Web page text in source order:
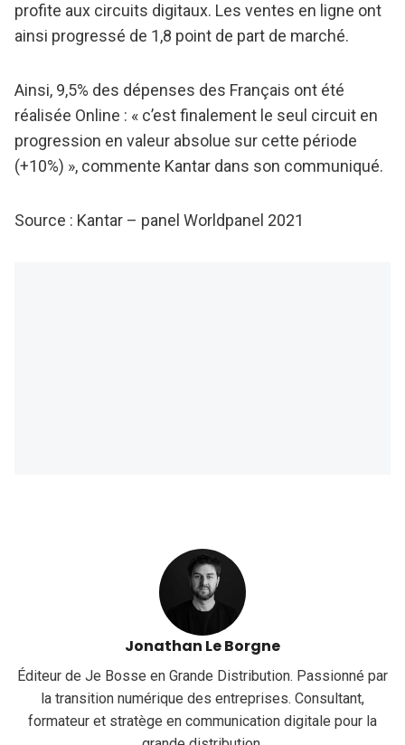
profite aux circuits digitaux. Les ventes en ligne ont
ainsi progressé de 1,8 point de part de marché.
Ainsi, 9,5% des dépenses des Français ont été
réalisée Online : « c’est finalement le seul circuit en
progression en valeur absolue sur cette période
(+10%) », commente Kantar dans son communiqué.
Source : Kantar – panel Worldpanel 2021
Jonathan Le Borgne
Éditeur de Je Bosse en Grande Distribution. Passionné par
la transition numérique des entreprises. Consultant,
formateur et stratège en communication digitale pour la